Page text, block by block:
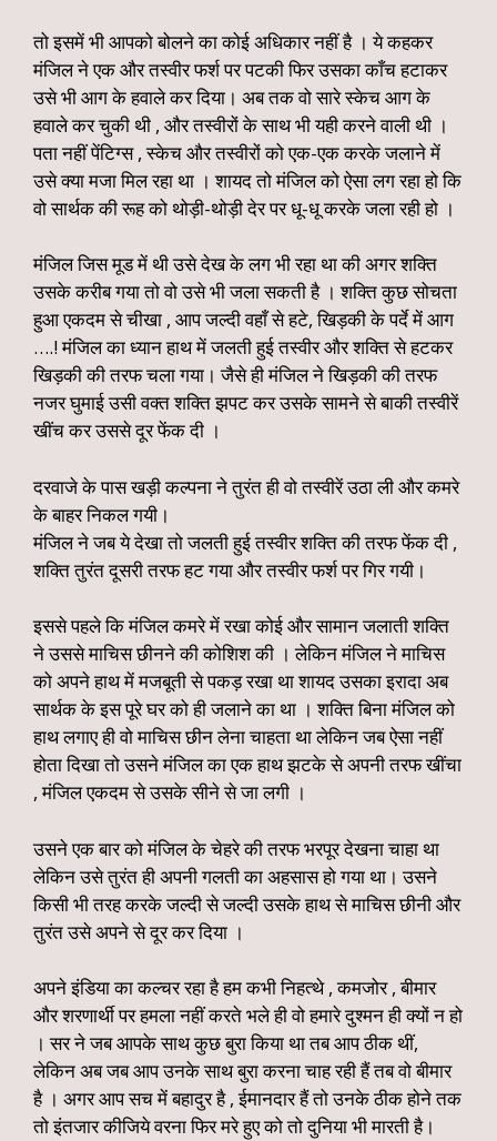
तो इसमें भी आपको बोलने का कोई अधिकार नहीं है । ये कहकर
मंजिल ने एक और तस्वीर फर्श पर पटकी फिर उसका काँच हटाकर
उसे भी आग के हवाले कर दिया। अब तक वो सारे स्केच आग के
हवाले कर चुकी थी , और तस्वीरों के साथ भी यही करने वाली थी ।
पता नहीं पेंटिग्स , स्केच और तस्वीरों को एक-एक करके जलाने में
उसे क्या मजा मिल रहा था । शायद तो मंजिल को ऐसा लग रहा हो कि
वो सार्थक की रूह को थोड़ी-थोड़ी देर पर धू-धू करके जला रही हो ।
मंजिल जिस मूड में थी उसे देख के लग भी रहा था की अगर शक्ति
उसके करीब गया तो वो उसे भी जला सकती है । शक्ति कुछ सोचता
हुआ एकदम से चीखा , आप जल्दी वहाँ से हटे, खिड़की के पर्दे में आग
….! मंजिल का ध्यान हाथ में जलती हुई तस्वीर और शक्ति से हटकर
खिड़की की तरफ चला गया। जैसे ही मंजिल ने खिड़की की तरफ
नजर घुमाई उसी वक्त शक्ति झपट कर उसके सामने से बाकी तस्वीरें
खींच कर उससे दूर फेंक दी ।
दरवाजे के पास खड़ी कल्पना ने तुरंत ही वो तस्वीरें उठा ली और कमरे
के बाहर निकल गयी।
मंजिल ने जब ये देखा तो जलती हुई तस्वीर शक्ति की तरफ फेंक दी ,
शक्ति तुरंत दूसरी तरफ हट गया और तस्वीर फर्श पर गिर गयी।
इससे पहले कि मंजिल कमरे में रखा कोई और सामान जलाती शक्ति
ने उससे माचिस छीनने की कोशिश की । लेकिन मंजिल ने माचिस
को अपने हाथ में मजबूती से पकड़ रखा था शायद उसका इरादा अब
सार्थक के इस पूरे घर को ही जलाने का था । शक्ति बिना मंजिल को
हाथ लगाए ही वो माचिस छीन लेना चाहता था लेकिन जब ऐसा नहीं
होता दिखा तो उसने मंजिल का एक हाथ झटके से अपनी तरफ खींचा
, मंजिल एकदम से उसके सीने से जा लगी ।
उसने एक बार को मंजिल के चेहरे की तरफ भरपूर देखना चाहा था
लेकिन उसे तुरंत ही अपनी गलती का अहसास हो गया था। उसने
किसी भी तरह करके जल्दी से जल्दी उसके हाथ से माचिस छीनी और
तुरंत उसे अपने से दूर कर दिया ।
अपने इंडिया का कल्चर रहा है हम कभी निहत्थे , कमजोर , बीमार
और शरणार्थी पर हमला नहीं करते भले ही वो हमारे दुश्मन ही क्यों न हो
। सर ने जब आपके साथ कुछ बुरा किया था तब आप ठीक थीं,
लेकिन अब जब आप उनके साथ बुरा करना चाह रही हैं तब वो बीमार
है । अगर आप सच में बहादुर है , ईमानदार हैं तो उनके ठीक होने तक
तो इंतजार कीजिये वरना फिर मरे हुए को तो दुनिया भी मारती है।